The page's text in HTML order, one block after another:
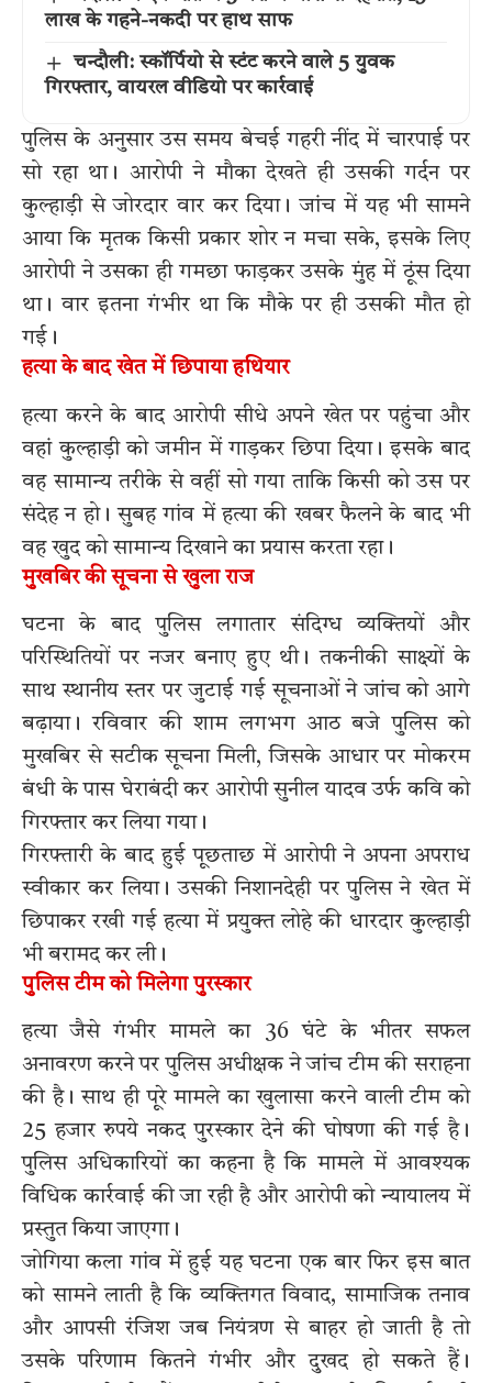
लाख के गहने-नकदी पर हाथ साफ
चन्दौली: स्कॉर्पियो से स्टंट करने वाले 5 युवक
गिरफ्तार, वायरल वीडियो पर कार्रवाई
पुलिस के अनुसार उस समय बेचई गहरी नींद में चारपाई पर
सो रहा था। आरोपी ने मौका देखते ही उसकी गर्दन पर
कुल्हाड़ी से जोरदार वार कर दिया। जांच में यह भी सामने
आया कि मृतक किसी प्रकार शोर न मचा सके, इसके लिए
आरोपी ने उसका ही गमछा फाड़कर उसके मुंह में ठूंस दिया
था। वार इतना गंभीर था कि मौके पर ही उसकी मौत हो
गई।
हत्या के बाद खेत में छिपाया हथियार
हत्या करने के बाद आरोपी सीधे अपने खेत पर पहुंचा और
वहां कुल्हाड़ी को जमीन में गाड़कर छिपा दिया। इसके बाद
वह सामान्य तरीके से वहीं सो गया ताकि किसी को उस पर
संदेह न हो। सुबह गांव में हत्या की खबर फैलने के बाद भी
वह खुद को सामान्य दिखाने का प्रयास करता रहा।
मुखबिर की सूचना से खुला राज
घटना के बाद पुलिस लगातार संदिग्ध व्यक्तियों और
परिस्थितियों पर नजर बनाए हुए थी। तकनीकी साक्ष्यों के
साथ स्थानीय स्तर पर जुटाई गई सूचनाओं ने जांच को आगे
बढ़ाया। रविवार की शाम लगभग आठ बजे पुलिस को
मुखबिर से सटीक सूचना मिली, जिसके आधार पर मोकरम
बंधी के पास घेराबंदी कर आरोपी सुनील यादव उर्फ कवि को
गिरफ्तार कर लिया गया।
गिरफ्तारी के बाद हुई पूछताछ में आरोपी ने अपना अपराध
स्वीकार कर लिया। उसकी निशानदेही पर पुलिस ने खेत में
छिपाकर रखी गई हत्या में प्रयुक्त लोहे की धारदार कुल्हाड़ी
भी बरामद कर ली।
पुलिस टीम को मिलेगा पुरस्कार
हत्या जैसे गंभीर मामले का 36 घंटे के भीतर सफल
अनावरण करने पर पुलिस अधीक्षक ने जांच टीम की सराहना
की है। साथ ही पूरे मामले का खुलासा करने वाली टीम को
25 हजार रुपये नकद पुरस्कार देने की घोषणा की गई है।
पुलिस अधिकारियों का कहना है कि मामले में आवश्यक
विधिक कार्रवाई की जा रही है और आरोपी को न्यायालय में
प्रस्तुत किया जाएगा।
जोगिया कला गांव में हुई यह घटना एक बार फिर इस बात
को सामने लाती है कि व्यक्तिगत विवाद, सामाजिक तनाव
और आपसी रंजिश जब नियंत्रण से बाहर हो जाती है तो
उसके परिणाम कितने गंभीर और दुखद हो सकते हैं।